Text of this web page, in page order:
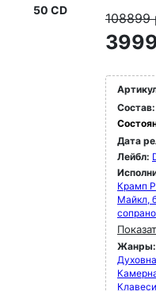
50 CD
108899
Состав:
Дата
Лейбл:
Крамп
Майкл,
сопрано
Жанры: